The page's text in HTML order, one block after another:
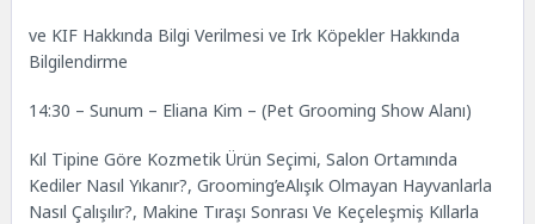
ve KIF Hakkında Bilgi Verilmesi ve Irk Köpekler Hakkında
Bilgilendirme
14:30 – Sunum – Eliana Kim – (Pet Grooming Show Alanı)
Kıl Tipine Göre Kozmetik Ürün Seçimi, Salon Ortamında
Kediler Nasıl Yıkanır?, Grooming’eAlışık Olmayan Hayvanlarla
Nasıl Çalışılır?, Makine Tıraşı Sonrası Ve Keçeleşmiş Kıllarla